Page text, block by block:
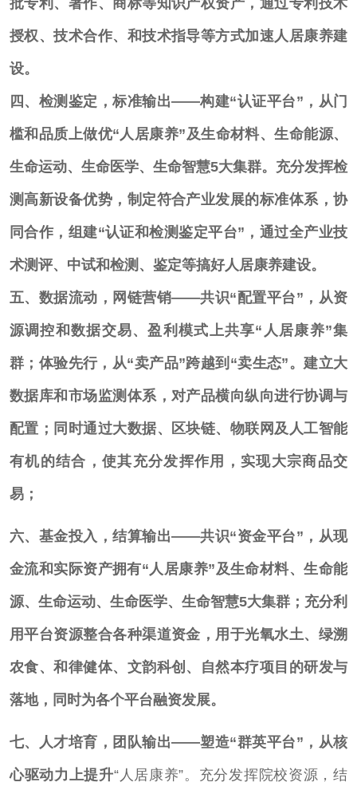
批专利、著作、商标等知识产权资产，通过专利技术
授权、技术合作、和技术指导等方式加速人居康养建
设。
四、检测鉴定，标准输出——构建“认证平台”，从门
槛和品质上做优“人居康养”及生命材料、生命能源、
生命运动、生命医学、生命智慧5大集群。充分发挥检
测高新设备优势，制定符合产业发展的标准体系，协
同合作，组建“认证和检测鉴定平台”，通过全产业技
术测评、中试和检测、鉴定等搞好人居康养建设。
五、数据流动，网链营销——共识“配置平台”，从资
源调控和数据交易、盈利模式上共享“人居康养”集
群 ； 体验先行，从“卖产品”跨越到“卖生态”。建立大
数据库和市场监测体系，对产品横向纵向进行协调与
配置；同时通过大数据、区块链、物联网及人工智能
有机的结合，使其充分发挥作用，实现大宗商品交
易；
六、基金投入，结算输出——共识“资金平台”，从现
金流和实际资产拥有“人居康养”及生命材料、生命能
源、生命运动、生命医学、生命智慧5大集群；充分利
用平台资源整合各种渠道资金，用于光氧水土、绿溯
农食、和律健体、文韵科创、自然本疗项目的研发与
落地，同时为各个平台融资发展。
七、人才培育，团队输出——塑造“群英平台”，从核
心驱动力上提升“人居康养”。充分发挥院校资源，结